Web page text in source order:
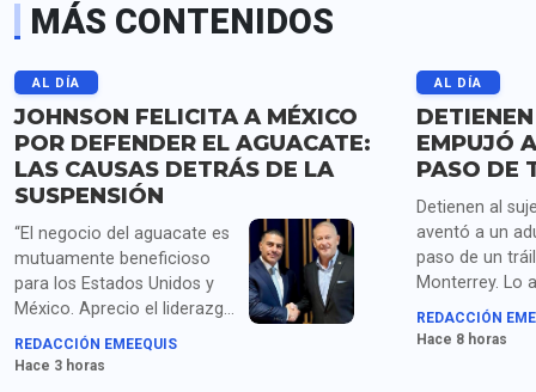
MÁS CONTENIDOS
AL DÍA
JOHNSON FELICITA A MÉXICO
POR DEFENDER EL AGUACATE:
LAS CAUSAS DETRÁS DE LA
SUSPENSIÓN
“El negocio del aguacate es
mutuamente beneficioso
para los Estados Unidos y
México. Aprecio el liderazgo
de la presidenta Sheinbaum
y los compromisos de
REDACCIÓN EMEEQUIS
Hace 3 horas
AL DÍA
EMPUJÓ
PASO DE
Detienen al
aventó a un
paso de un
Monterrey. Lo
homicidio y
droga.
REDACCIÓN
Hace 8 horas